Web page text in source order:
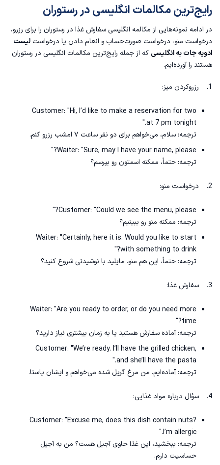
رایج‌ترین مکالمات انگلیسی در رستوران
در ادامه نمونه‌هایی از مکالمه انگلیسی سفارش غذا در رستوران را برای رزرو،
درخواست منو، درخواست صورت‌حساب و انعام دادن یا درخواست لیست
ادویه جات به انگلیسی که از جمله رایج‌ترین مکالمات انگلیسی در رستوران
هستند را آورده‌ایم.
1. رزروکردن میز:
Customer: "Hi, I’d like to make a reservation for two
at 7 pm tonight."
ترجمه: سلام، می‌خواهم برای دو نفر ساعت ۷ امشب رزرو کنم.
Waiter: "Sure, may I have your name, please?"
ترجمه: حتماً، ممکنه اسمتون رو بپرسم؟
2. درخواست منو:
Customer: "Could we see the menu, please?"
ترجمه: ممکنه منو رو ببینیم؟
Waiter: "Certainly, here it is. Would you like to start
with something to drink?"
ترجمه: حتماً، این هم منو. مایلید با نوشیدنی شروع کنید؟
3. سفارش غذا:
Waiter: "Are you ready to order, or do you need more
time?"
ترجمه: آماده سفارش هستید یا به زمان بیشتری نیاز دارید؟
Customer: "We’re ready. I’ll have the grilled chicken,
and she’ll have the pasta."
ترجمه: آماده‌ایم. من مرغ گریل شده می‌خواهم و ایشان پاستا.
4. سؤال درباره مواد غذایی:
Customer: "Excuse me, does this dish contain nuts?
I’m allergic."
ترجمه: ببخشید، این غذا حاوی آجیل هست؟ من به آجیل
حساسیت دارم.